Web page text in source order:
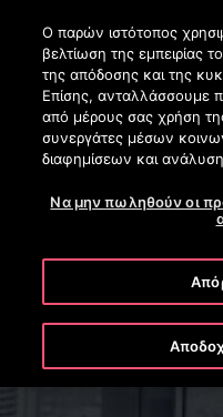
Πατήστε Enter για
Ο παρών ιστότοπος
βελτίωση της εμπειρίας
της απόδοσης και της
Επίσης, ανταλλάσσουμε
από μέρους σας χρήση
συνεργάτες μέσων
διαφημίσεων και
Να μην πωληθούν οι